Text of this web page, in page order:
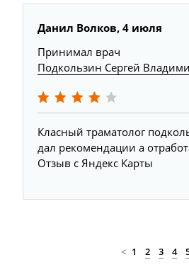
Данил Волков, 4 июля
Принимал врач
Подкользин Сергей
Класный траматолог
дал рекомендации а
Отзыв с Яндекс Карты
< 1 2 3 4